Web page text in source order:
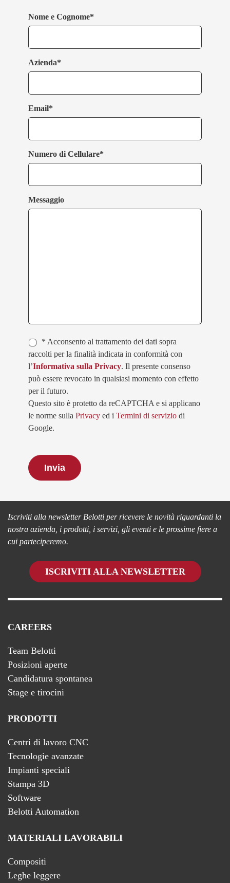
Nome e Cognome*
Azienda*
Email*
Numero di Cellulare*
Messaggio
* Acconsento al trattamento dei dati sopra
raccolti per la finalità indicata in conformità con
l’Informativa sulla Privacy. Il presente consenso
può essere revocato in qualsiasi momento con effetto
per il futuro.
Questo sito è protetto da reCAPTCHA e si applicano
le norme sulla Privacy ed i Termini di servizio di
Google.
Iscriviti alla newsletter Belotti per ricevere le novità riguardanti la
nostra azienda, i prodotti, i servizi, gli eventi e le prossime fiere a
cui parteciperemo.
ISCRIVITI ALLA NEWSLETTER
CAREERS
Team Belotti
Posizioni aperte
Candidatura spontanea
Stage e tirocini
PRODOTTI
Centri di lavoro CNC
Tecnologie avanzate
Impianti speciali
Stampa 3D
Software
Belotti Automation
MATERIALI LAVORABILI
Compositi
Leghe leggere